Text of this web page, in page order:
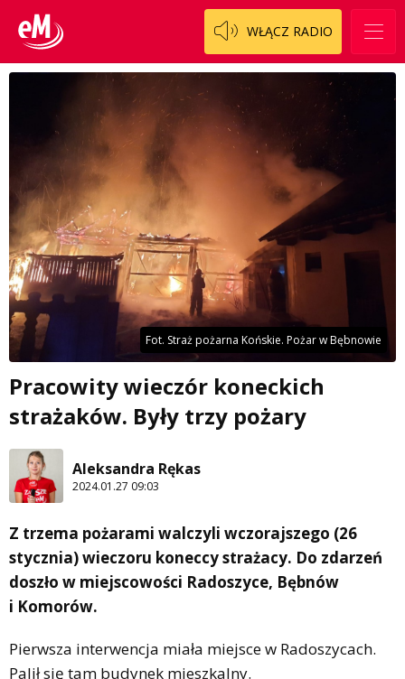
WŁĄCZ RADIO
Fot. Straż pożarna Końskie. Pożar w Bębnowie
Pracowity wieczór koneckich
strażaków. Były trzy pożary
Aleksandra Rękas
2024.01.27 09:03
Z trzema pożarami walczyli wczorajszego (26
stycznia) wieczoru koneccy strażacy. Do zdarzeń
doszło w miejscowości Radoszyce, Bębnów
i Komorów.
Pierwsza interwencja miała miejsce w Radoszycach.
Palił się tam budynek mieszkalny.